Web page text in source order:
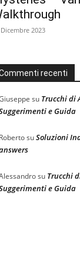
2023
recenti
su Trucchi di
e Guida
suSoluzioni
su Trucchi
e Guida